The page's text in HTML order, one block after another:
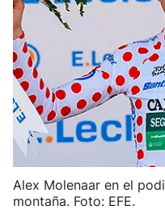
Kirolak 360
Atletismo
Carreras de montaña
Más deportes
"Helmuga"
Alex Molenaar en el
montaña. Foto: EFE.